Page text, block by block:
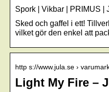
Spork | Vikbar | PRIMUS |
Sked och gaffel i ett!
vilket gör den enkel att
http s://www.jula.se ›
Light My Fire –